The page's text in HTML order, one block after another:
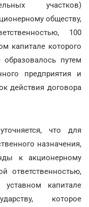
участков)
обществу,
100
капитале которого
образовалось путем
предприятия и
действия договора
что для
назначения,
к акционерному
ответственностью,
капитале
которое